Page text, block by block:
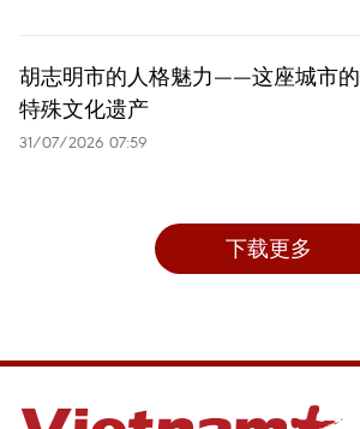
胡志明市的人格魅力——这座城市的
特殊文化遗产
31/07/2026 07:59
下载更多